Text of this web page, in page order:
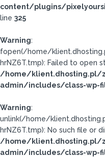
content/plugins/
line 325
Warning:
fopen(/home/
hrNZ6T.tmp): Failed to open
/home/klient.dhosting.pl/
admin/includes/class-wp-
Warning:
unlink(/home/
hrNZ6T.tmp): No such file or
/home/klient.dhosting.pl/
admin/includes/class-wp-